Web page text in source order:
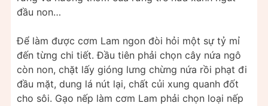
đầu non…
Để làm được cơm Lam ngon đòi hỏi một sự tỷ mỉ
đến từng chi tiết. Đầu tiên phải chọn cây nứa ngô
còn non, chặt lấy gióng lưng chừng nứa rồi phạt đi
đầu mặt, dung lá nút lại, chất củi xung quanh đốt
cho sôi. Gạo nếp làm cơm Lam phải chọn loại nếp